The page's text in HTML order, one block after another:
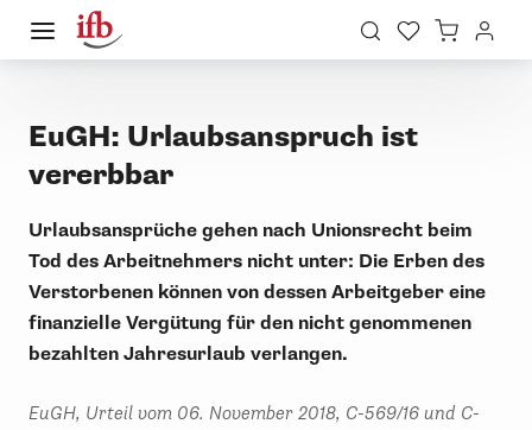
EuGH: Urlaubsanspruch ist
vererbbar
Urlaubsansprüche gehen nach Unionsrecht beim
Tod des Arbeitnehmers nicht unter: Die Erben des
Verstorbenen können von dessen Arbeitgeber eine
finanzielle Vergütung für den nicht genommenen
bezahlten Jahresurlaub verlangen.
EuGH, Urteil vom 06. November 2018, C-569/16 und C-